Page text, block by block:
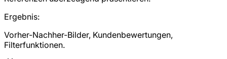
Ergebnis:
Vorher-Nachher-Bilder, Kundenbewertungen,
Filterfunktionen.